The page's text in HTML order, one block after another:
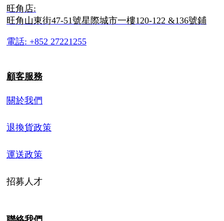
旺角店:
旺角山東街47-51號星際城市一樓120-122 &136號鋪
電話: +852 27221255
顧客服務
關於我們
退換貨政策
運送政策
招募人才